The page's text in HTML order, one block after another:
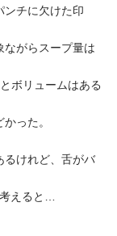
ンチに欠けた印
ながらスープ量は
ボリュームはある
った。
るけれど、舌がバ
えると…